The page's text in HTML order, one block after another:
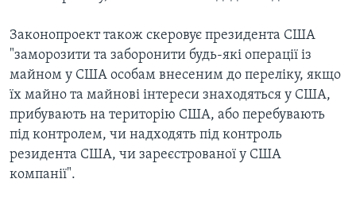
Законопроект також скеровує президента США
"заморозити та заборонити будь-які операції із
майном у США особам внесеним до переліку, якщо
їх майно та майнові інтереси знаходяться у США,
прибувають на територію США, або перебувають
під контролем, чи надходять під контроль
резидента США, чи зареєстрованої у США
компанії".